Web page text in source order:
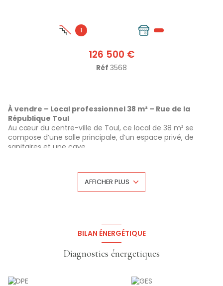
1
126 500 €
Réf 3568
À vendre – Local professionnel 38 m² – Rue de la
République Toul
Au cœur du centre-ville de Toul, ce local de 38 m² se
compose d’une salle principale, d’un espace privé, de
sanitaires et une cave
Les charges comportes la taxe foncière qui est de 650
euros par an et l'assurance pour un cout de'environ 60
euros par mois pour l'ensemble.
Les informations sur les risques auxquels ce bien est
exposé sont disponibles sur le site Géorisques:
AFFICHER PLUS
BILAN ÉNERGÉTIQUE
Diagnostics énergetiques